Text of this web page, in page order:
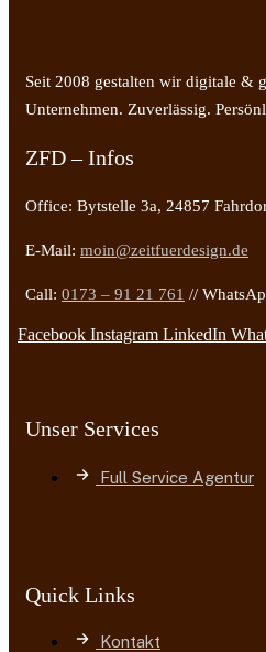
Seit 2008 gestalten wir digitale &
Unternehmen. Zuverlässig.
ZFD – Infos
Office: Bytstelle 3a, 24857
E-Mail: moin@zeitfuerdesign.de
Call: 0173 – 91 21 761 //
Facebook Instagram LinkedIn
Unser Services
Full Service Agentur
Quick Links
Kontakt